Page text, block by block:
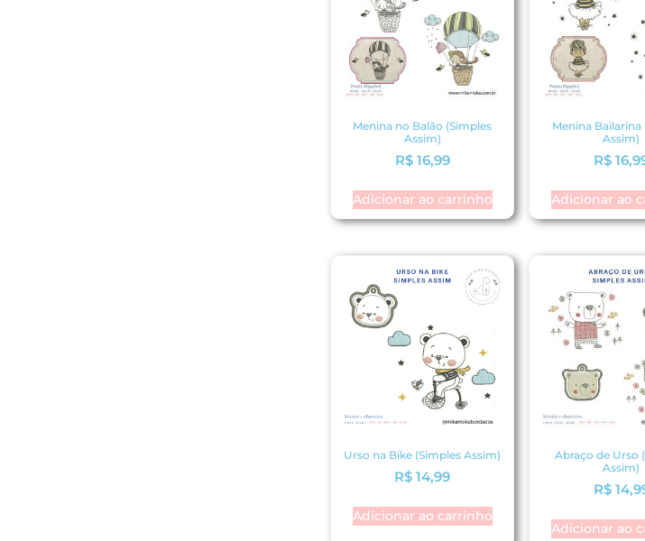
Menina no Balão (Simples
Assim)
R$16,99
Adicionar ao carrinho
Menina Bailarina
Assim)
R$
Adicionar ao
Urso na Bike (Simples Assim)
R$ 14,99
Adicionar ao carrinho
Abraço de Urso
Assim)
R$
Adicionar ao